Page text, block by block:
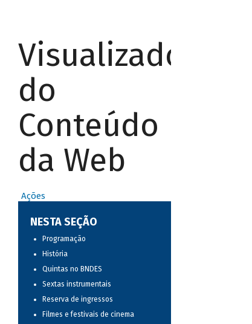
Visualizador
do
Conteúdo
da Web
Ações
NESTA SEÇÃO
Programação
História
Quintas no BNDES
Sextas instrumentais
Reserva de ingressos
Filmes e festivais de cinema